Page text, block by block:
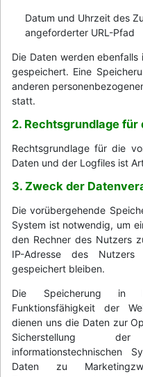
Datum und Uhrzeit des
angeforderter URL-Pfad
Die Daten werden
gespeichert. Eine
anderen
statt.
2. Rechtsgrundlage
Rechtsgrundlage für die
Daten und der Logfiles ist
3. Zweck der
Die vorübergehende
System ist notwendig, um
den Rechner des Nutzers
IP-Adresse des
gespeichert bleiben.
Die Speicherung in
Funktionsfähigkeit der
dienen uns die Daten zur
Sicherstellung
informationstechnischen
Daten zu